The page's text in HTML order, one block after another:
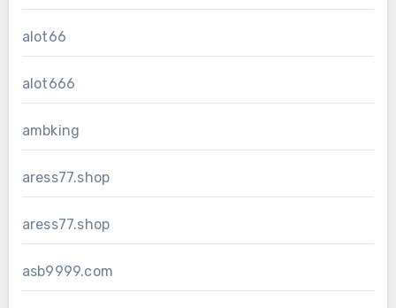
alot66
alot666
ambking
aress77.shop
aress77.shop
asb9999.com